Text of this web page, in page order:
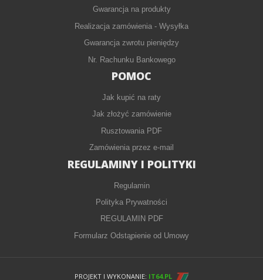
Gwarancja na produkty
Realizacja zamówienia - Wysyłka
Gwarancja zwrotu pieniędzy
Nr. Rachunku Bankowego
POMOC
Jak kupić na raty
Jak złożyć zamówienie
Rusztowania PDF
Zamówienia przez e-mail
REGULAMINY I POLITYKI
Regulamin
Polityka Prywatności
REGULAMIN PDF
Formularz Odstąpienie od Umowy
PROJEKT I WYKONANIE: IT64.PL